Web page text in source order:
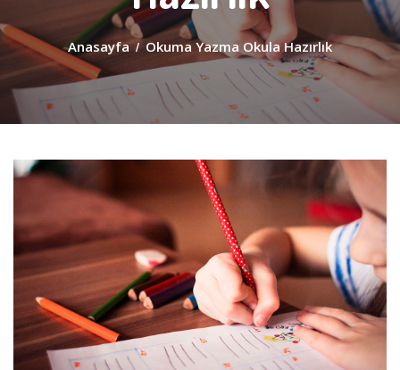
Anasayfa/ Okuma Yazma Okula Hazırlık